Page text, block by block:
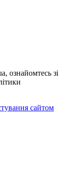
ознайомтесь зі
сайтом